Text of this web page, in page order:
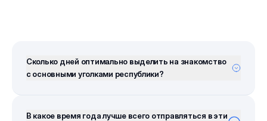
Сколько дней оптимально выделить на знакомство
с основными уголками республики?
В какое время года лучше всего отправляться в эти